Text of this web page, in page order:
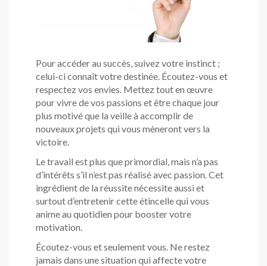
Pour accéder au succès, suivez votre instinct ;
celui-ci connaît votre destinée. Écoutez-vous et
respectez vos envies. Mettez tout en œuvre
pour vivre de vos passions et être chaque jour
plus motivé que la veille à accomplir de
nouveaux projets qui vous mèneront vers la
victoire.
Le travail est plus que primordial, mais n’a pas
d’intérêts s’il n’est pas réalisé avec passion. Cet
ingrédient de la réussite nécessite aussi et
surtout d’entretenir cette étincelle qui vous
anime au quotidien pour booster votre
motivation.
Écoutez-vous et seulement vous. Ne restez
jamais dans une situation qui affecte votre